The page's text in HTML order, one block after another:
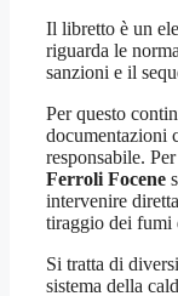
Il libretto è un
riguarda le
sanzioni e il
Per questo
documentazioni
responsabile.
Ferroli Focene
intervenire
tiraggio dei fumi
Si tratta di
sistema della